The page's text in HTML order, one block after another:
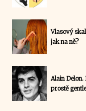
Vlasový
jak na ně?
Alain
prostě